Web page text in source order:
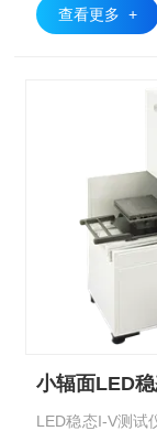
查看更多 +
小辐面LED
LED稳态I-V测试